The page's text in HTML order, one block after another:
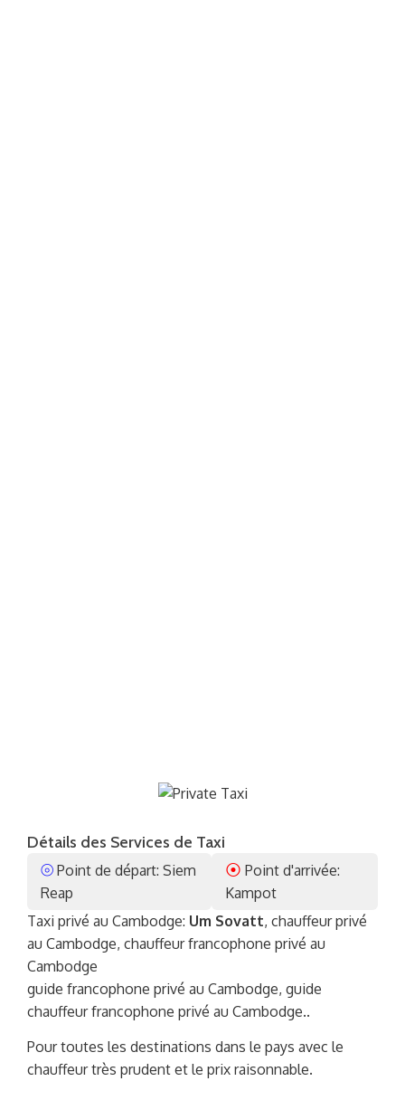
Détails des Services de Taxi
⦾ Point de départ: Siem
Reap
⦿ Point d'arrivée:
Kampot
Taxi privé au Cambodge: Um Sovatt, chauffeur privé
au Cambodge, chauffeur francophone privé au
Cambodge
guide francophone privé au Cambodge, guide
chauffeur francophone privé au Cambodge..
Pour toutes les destinations dans le pays avec le
chauffeur très prudent et le prix raisonnable.